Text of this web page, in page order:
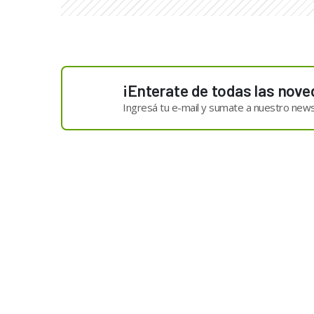
¡Enterate de todas las
Ingresá tu e-mail y sumate a nuestro